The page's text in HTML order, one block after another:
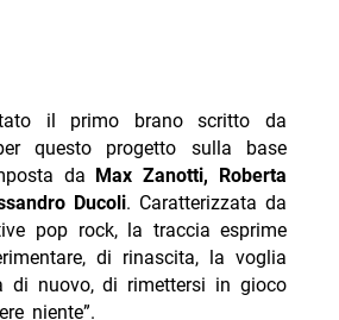
il primo brano scritto da
questo progetto sulla base
da
Max Zanotti, Roberta
Ducoli. Caratterizzata da
pop rock, la traccia esprime
di rinascita, la voglia
di nuovo, di rimettersi in gioco
niente”.